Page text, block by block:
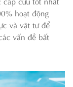
hoạt động
và vật tư để
vấn đề bất